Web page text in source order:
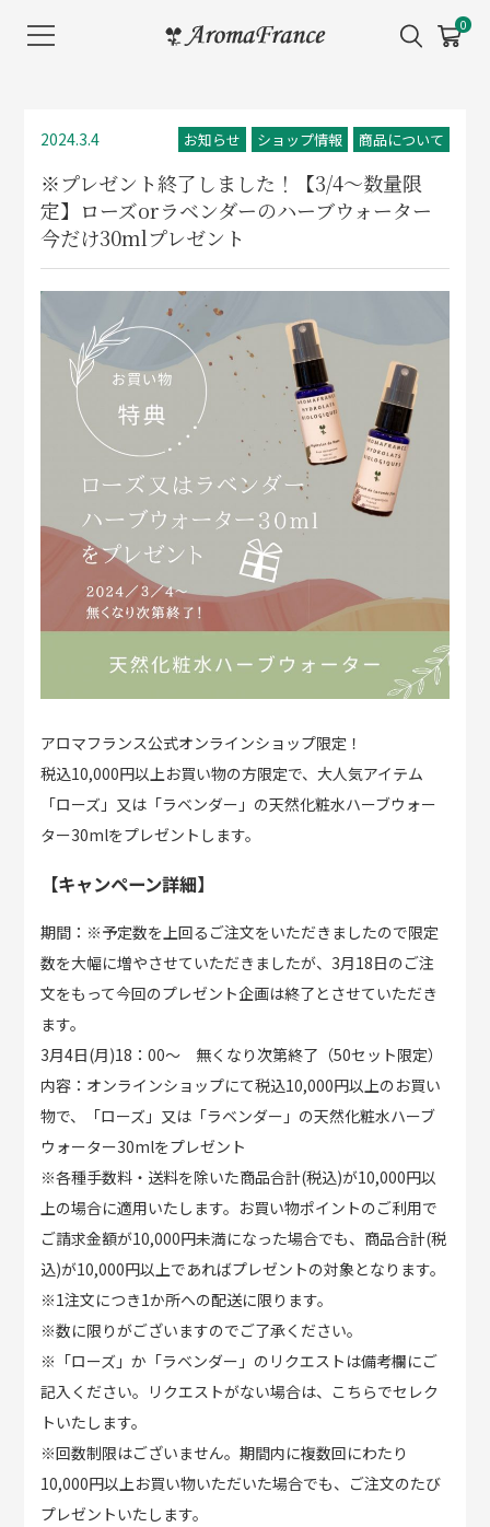
メ
ニ
0
2024.3.4 お知らせ ショップ情報 商品について
※プレゼント終了しました！【3/4～数量限
定】ローズorラベンダーのハーブウォーター
今だけ30mlプレゼント
アロマフランス公式オンラインショップ限定！
税込10,000円以上お買い物の方限定で、大人気アイテム
「ローズ」又は「ラベンダー」の天然化粧水ハーブウォー
ター30mlをプレゼントします。
【キャンペーン詳細】
期間：※予定数を上回るご注文をいただきましたので限定
数を大幅に増やさせていただきましたが、3月18日のご注
文をもって今回のプレゼント企画は終了とさせていただき
ます。
3月4日(月)18：00～ 無くなり次第終了（50セット限定）
内容：オンラインショップにて税込10,000円以上のお買い
物で、「ローズ」又は「ラベンダー」の天然化粧水ハーブ
ウォーター30mlをプレゼント
※各種手数料・送料を除いた商品合計(税込)が10,000円以
上の場合に適用いたします。お買い物ポイントのご利用で
ご請求金額が10,000円未満になった場合でも、商品合計(税
込)が10,000円以上であればプレゼントの対象となります。
※1注文につき1か所への配送に限ります。
※数に限りがございますのでご了承ください。
※「ローズ」か「ラベンダー」のリクエストは備考欄にご
記入ください。リクエストがない場合は、こちらでセレク
トいたします。
※回数制限はございません。期間内に複数回にわたり
10,000円以上お買い物いただいた場合でも、ご注文のたび
プレゼントいたします。